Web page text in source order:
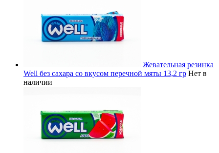
Жевательная резинка
Well без сахара со вкусом перечной мяты 13,2 гр Нет в
наличии